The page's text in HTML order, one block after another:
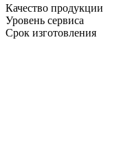
Качество продукции
Уровень сервиса
Срок изготовления